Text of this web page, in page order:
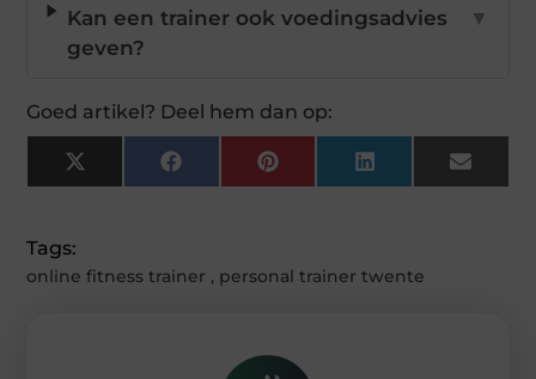
Kan een trainer ook voedingsadvies
geven?
▼
Goed artikel? Deel hem dan op:
X
(Twitter)
FacebookPinterestLinkedInEmail
Tags:
online fitness trainer , personal trainer twente